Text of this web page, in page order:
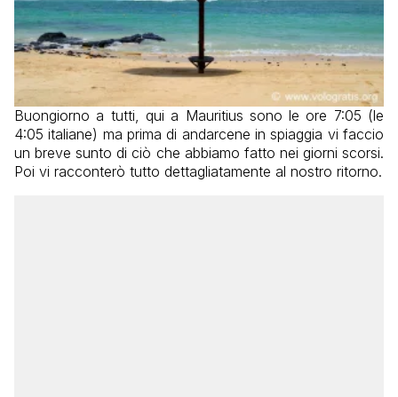
Buongiorno a tutti, qui a Mauritius sono le ore 7:05 (le
4:05 italiane) ma prima di andarcene in spiaggia vi faccio
un breve sunto di ciò che abbiamo fatto nei giorni scorsi.
Poi vi racconterò tutto dettagliatamente al nostro ritorno.